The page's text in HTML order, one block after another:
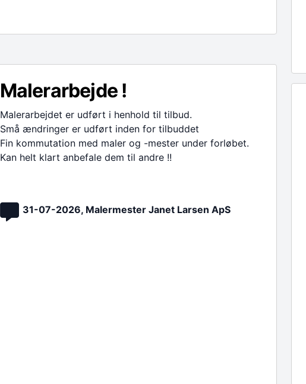
Malerarbejde !
Malerarbejdet er udført i henhold til tilbud.
Små ændringer er udført inden for tilbuddet
Fin kommutation med maler og -mester under forløbet.
Kan helt klart anbefale dem til andre !!
31-07-2026, Malermester Janet Larsen ApS